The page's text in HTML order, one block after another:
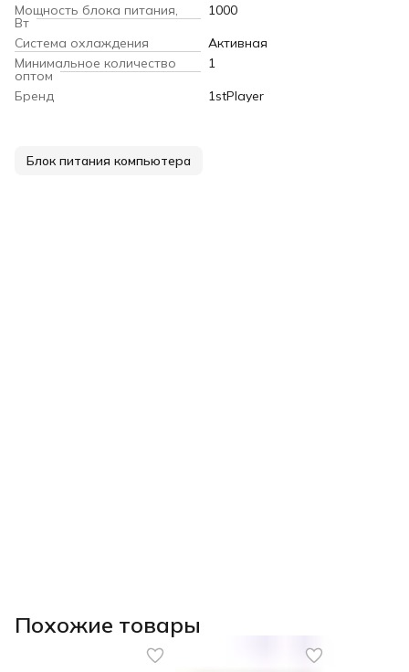
Мощность блока питания,
Вт
1000
Система охлаждения
Активная
Минимальное количество
оптом
1
Бренд
1stPlayer
Блок питания компьютера
Похожие товары